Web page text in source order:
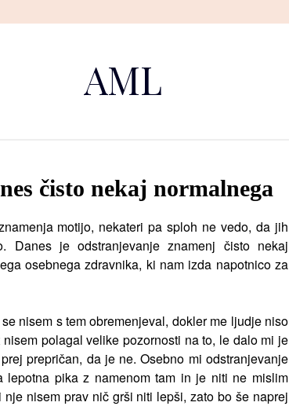
AML
čisto nekaj normalnega
motijo, nekateri pa sploh ne vedo, da jih
je odstranjevanje znamenj čisto nekaj
osebnega zdravnika, ki nam izda napotnico za
nisem s tem obremenjeval, dokler me ljudje niso
polagal velike pozornosti na to, le dalo mi je
prepričan, da je ne. Osebno mi odstranjevanje
pika z namenom tam in je niti ne mislim
nisem prav nič grši niti lepši, zato bo še naprej